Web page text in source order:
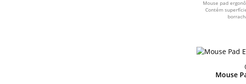
Mouse pad
Contém
Mouse